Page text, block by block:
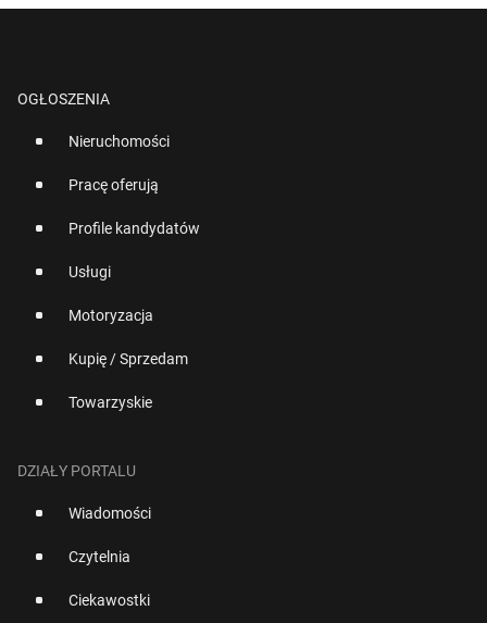
OGŁOSZENIA
Nieruchomości
Pracę oferują
Profile kandydatów
Usługi
Motoryzacja
Kupię / Sprzedam
Towarzyskie
DZIAŁY PORTALU
Wiadomości
Czytelnia
Ciekawostki